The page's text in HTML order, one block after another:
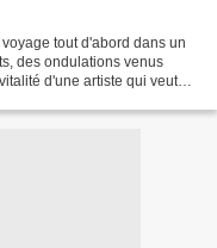
tout d'abord dans un
ondulations venus
d'une artiste qui veut